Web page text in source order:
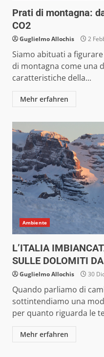
Prati di montagna:
CO2
Guglielmo Allochis 2
Siamo abituati a
di montagna come una
caratteristiche della...
Mehr erfahren
Ambiente
L’ITALIA
SULLE DOLOMITI
Guglielmo Allochis 30
Quando parliamo di
sottintendiamo una
per quanto riguarda le
Mehr erfahren